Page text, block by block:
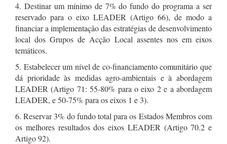
4. Destinar um mínimo de 7% do fundo do programa a ser
reservado para o eixo LEADER (Artigo 66), de modo a
financiar a implementação das estratégias de desenvolvimento
local dos Grupos de Acção Local assentes nos em eixos
temáticos.
5. Estabelecer um nível de co-financiamento comunitário que
dá prioridade às medidas agro-ambientais e à abordagem
LEADER (Artigo 71: 55-80% para o eixo 2 e a abordagem
LEADER, e 50-75% para os eixos 1 e 3).
6. Reservar 3% do fundo total para os Estados Membros com
os melhores resultados dos eixos LEADER (Artigo 70.2 e
Artigo 92).